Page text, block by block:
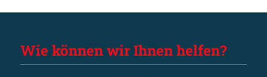
Wie können wir Ihnen helfen?